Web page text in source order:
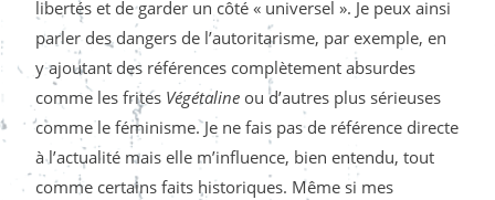
libertés et de garder un côté « universel ». Je peux ainsi
parler des dangers de l’autoritarisme, par exemple, en
y ajoutant des références complètement absurdes
comme les frites Végétaline ou d’autres plus sérieuses
comme le féminisme. Je ne fais pas de référence directe
à l’actualité mais elle m’influence, bien entendu, tout
comme certains faits historiques. Même si mes